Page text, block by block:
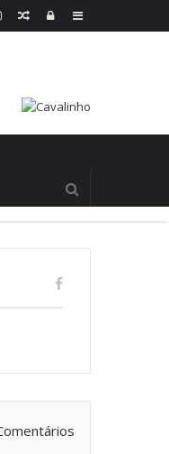
Sidebar
Log
Random